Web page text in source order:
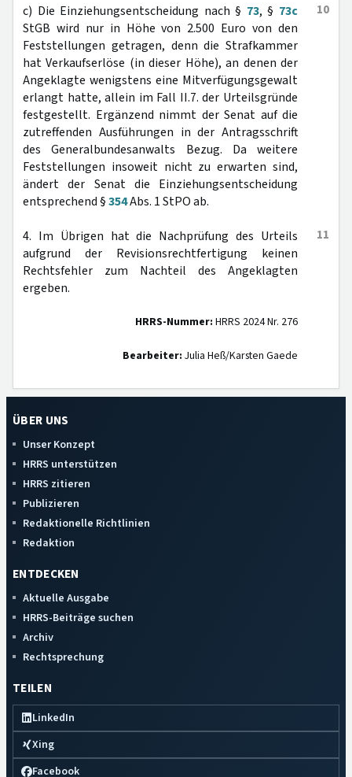
10
c) Die Einziehungsentscheidung nach § 73, § 73c
StGB wird nur in Höhe von 2.500 Euro von den
Feststellungen getragen, denn die Strafkammer
hat Verkaufserlöse (in dieser Höhe), an denen der
Angeklagte wenigstens eine Mitverfügungsgewalt
erlangt hatte, allein im Fall II.7. der Urteilsgründe
festgestellt. Ergänzend nimmt der Senat auf die
zutreffenden Ausführungen in der Antragsschrift
des Generalbundesanwalts Bezug. Da weitere
Feststellungen insoweit nicht zu erwarten sind,
ändert der Senat die Einziehungsentscheidung
entsprechend §354Abs. 1 StPO ab.
11
4. Im Übrigen hat die Nachprüfung des Urteils
aufgrund der Revisionsrechtfertigung keinen
Rechtsfehler zum Nachteil des Angeklagten
ergeben.
HRRS-Nummer: HRRS 2024 Nr. 276
Bearbeiter: Julia Heß/Karsten Gaede
ÜBER UNS
Unser Konzept
HRRS unterstützen
HRRS zitieren
Publizieren
Redaktionelle Richtlinien
Redaktion
ENTDECKEN
Aktuelle Ausgabe
HRRS-Beiträge suchen
Archiv
Rechtsprechung
TEILEN
LinkedIn
Xing
Facebook